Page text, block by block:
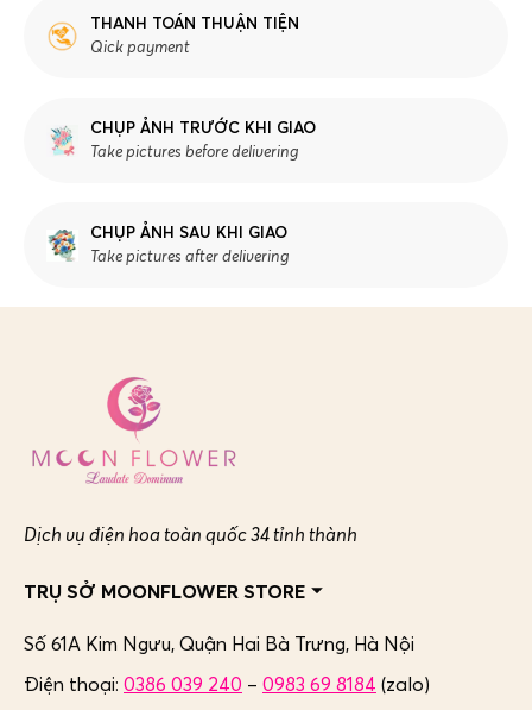
THANH TOÁN THUẬN TIỆN
Qick payment
CHỤP ẢNH TRƯỚC KHI GIAO
Take pictures before delivering
CHỤP ẢNH SAU KHI GIAO
Take pictures after delivering
Dịch vụ điện hoa toàn quốc 34 tỉnh thành
TRỤ SỞ MOONFLOWER STORE
Số 61A Kim Ngưu, Quận Hai Bà Trưng, Hà Nội
Điện thoại: 0386 039 240 – 0983 69 8184 (zalo)